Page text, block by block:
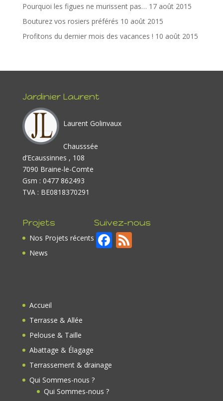
Pourquoi les figues ne murissent pas… 17 août 2015
Bouturez vos rosiers préférés 10 août 2015
Profitons du dernier mois des vacances ! 10 août 2015
Jardinier Laurent
Laurent Golinvaux
Chausssée
d’Ecaussinnes , 108
7090 Braine-le-Comte
Gsm : 0477 862493
TVA : BE0818370291
Projets
Nos Projets récents
News
Suivez-nous
F F
Accueil
Terrasse & Allée
Pelouse & Taille
Abattage & Élagage
Terrassement & drainage
Qui Sommes-nous ?
Qui Sommes-nous ?